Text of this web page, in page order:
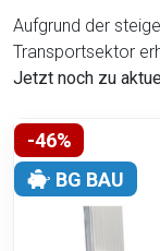
Aufgrund der
Transportsektor
Jetzt noch zu
-46%
BG BAU